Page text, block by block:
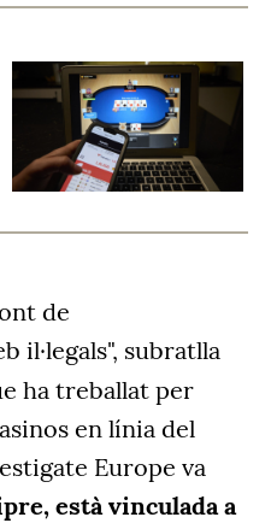
de
il·legals", subratlla
ha treballat per
en línia del
Europe va
està vinculada a